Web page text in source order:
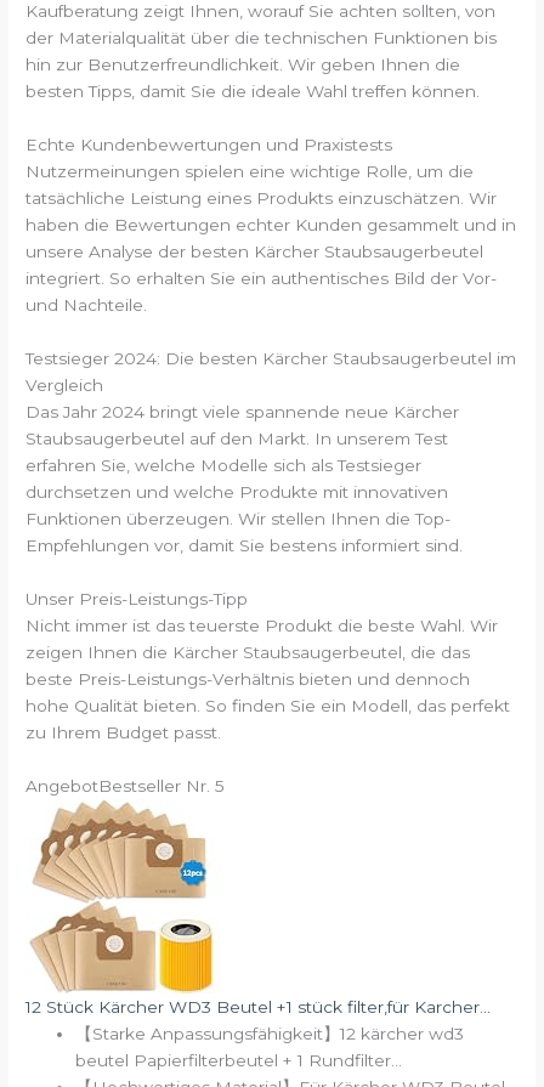
Kaufberatung zeigt Ihnen, worauf Sie achten sollten, von
der Materialqualität über die technischen Funktionen bis
hin zur Benutzerfreundlichkeit. Wir geben Ihnen die
besten Tipps, damit Sie die ideale Wahl treffen können.
Echte Kundenbewertungen und Praxistests
Nutzermeinungen spielen eine wichtige Rolle, um die
tatsächliche Leistung eines Produkts einzuschätzen. Wir
haben die Bewertungen echter Kunden gesammelt und in
unsere Analyse der besten Kärcher Staubsaugerbeutel
integriert. So erhalten Sie ein authentisches Bild der Vor-
und Nachteile.
Testsieger 2024: Die besten Kärcher Staubsaugerbeutel im
Vergleich
Das Jahr 2024 bringt viele spannende neue Kärcher
Staubsaugerbeutel auf den Markt. In unserem Test
erfahren Sie, welche Modelle sich als Testsieger
durchsetzen und welche Produkte mit innovativen
Funktionen überzeugen. Wir stellen Ihnen die Top-
Empfehlungen vor, damit Sie bestens informiert sind.
Unser Preis-Leistungs-Tipp
Nicht immer ist das teuerste Produkt die beste Wahl. Wir
zeigen Ihnen die Kärcher Staubsaugerbeutel, die das
beste Preis-Leistungs-Verhältnis bieten und dennoch
hohe Qualität bieten. So finden Sie ein Modell, das perfekt
zu Ihrem Budget passt.
AngebotBestseller Nr. 5
12 Stück Kärcher WD3 Beutel +1 stück filter,für Karcher...
【Starke Anpassungsfähigkeit】12 kärcher wd3
beutel Papierfilterbeutel + 1 Rundfilter...